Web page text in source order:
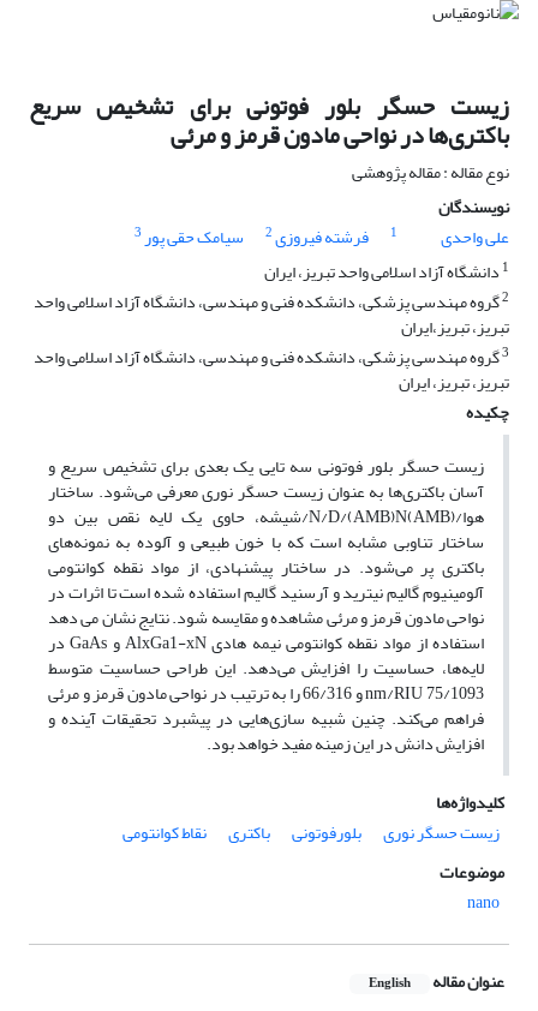
زیست حسگر بلور فوتونی برای تشخیص سریع
باکتری‌ها در نواحی مادون قرمز و مرئی
نوع مقاله : مقاله پژوهشی
نویسندگان
علی واحدی
1 فرشته فیروزی2 سیامک حقی پور3
1 دانشگاه آزاد اسلامی واحد تبریز، ایران
2گروه مهندسی پزشکی، دانشکده فنی و مهندسی، دانشگاه آزاد اسلامی واحد
تبریز، تبریز،ایران
3گروه مهندسی پزشکی، دانشکده فنی و مهندسی، دانشگاه آزاد اسلامی واحد
تبریز، تبریز، ایران
چکیده
زیست حسگر بلور فوتونی سه تایی یک بعدی برای تشخیص سریع و
آسان باکتری‌ها به عنوان زیست حسگر نوری معرفی می‌شود. ساختار
هوا/(AMB)N/D/(AMB)N/شیشه، حاوی یک لایه نقص بین دو
ساختار تناوبی مشابه است که با خون طبیعی و آلوده به نمونه‌های
باکتری پر می‌شود. در ساختار پیشنهادی، از مواد نقطه کوانتومی
آلومینیوم گالیم نیترید و آرسنید گالیم استفاده شده است تا اثرات در
نواحی مادون قرمز و مرئی مشاهده و مقایسه شود. نتایج نشان می دهد
استفاده از مواد نقطه کوانتومی نیمه هادی AlxGa1-xN و GaAs در
لایه‌ها، حساسیت را افزایش می‌دهد. این طراحی حساسیت متوسط
nm/RIU 75/1093 و 66/316 را به ترتیب در نواحی مادون قرمز و مرئی
فراهم می‌کند. چنین شبیه سازی‌هایی در پیشبرد تحقیقات آینده و
افزایش دانش در این زمینه مفید خواهد بود.
کلیدواژه‌ها
زیست حسگر نوری
بلورفوتونی باکتری
نقاط کوانتومی
موضوعات
nano
عنوان مقاله English